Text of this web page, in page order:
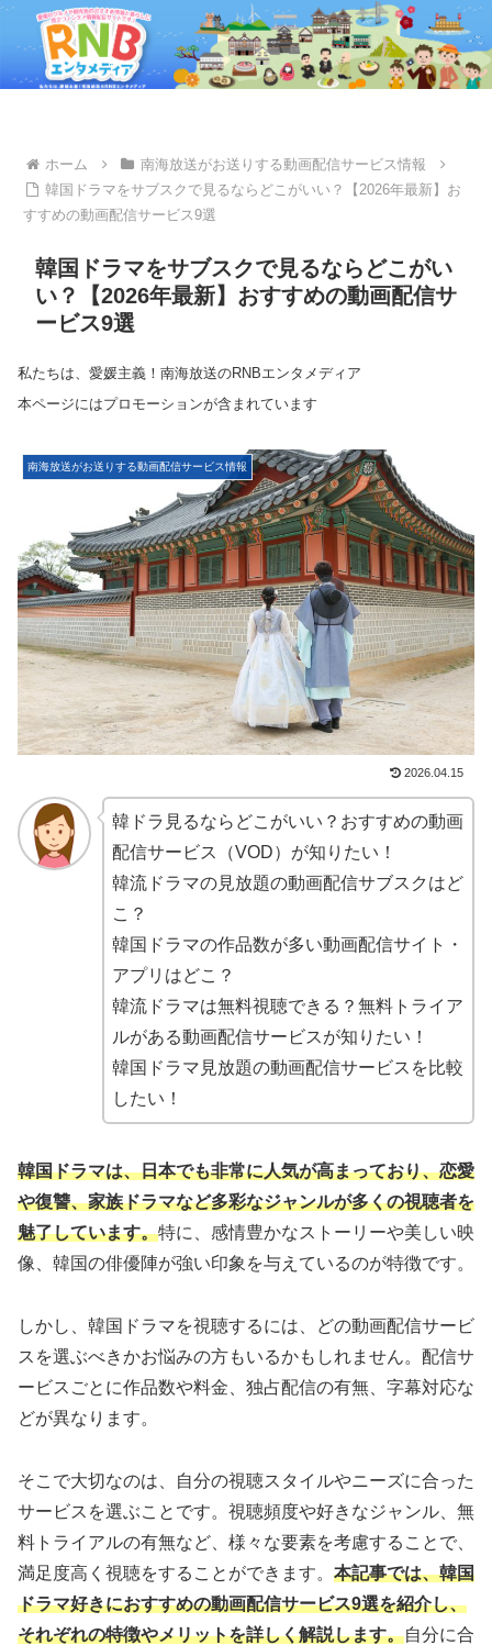
ホーム
南海放送がお送りする動画配信サービス情報
韓国ドラマをサブスクで見るならどこがいい？【2026年最新】お
すすめの動画配信サービス9選
韓国ドラマをサブスクで見るならどこがい
い？【2026年最新】おすすめの動画配信サ
ービス9選
私たちは、愛媛主義！南海放送のRNBエンタメディア
本ページにはプロモーションが含まれています
南海放送がお送りする動画配信サービス情報
2026.04.15
韓ドラ見るならどこがいい？おすすめの動画
配信サービス（VOD）が知りたい！
韓流ドラマの見放題の動画配信サブスクはど
こ？
韓国ドラマの作品数が多い動画配信サイト・
アプリはどこ？
韓流ドラマは無料視聴できる？無料トライア
ルがある動画配信サービスが知りたい！
韓国ドラマ見放題の動画配信サービスを比較
したい！
韓国ドラマは、日本でも非常に人気が高まっており、恋愛
や復讐、家族ドラマなど多彩なジャンルが多くの視聴者を
魅了しています。特に、感情豊かなストーリーや美しい映
像、韓国の俳優陣が強い印象を与えているのが特徴です。
しかし、韓国ドラマを視聴するには、どの動画配信サービ
スを選ぶべきかお悩みの方もいるかもしれません。配信サ
ービスごとに作品数や料金、独占配信の有無、字幕対応な
どが異なります。
そこで大切なのは、自分の視聴スタイルやニーズに合った
サービスを選ぶことです。視聴頻度や好きなジャンル、無
料トライアルの有無など、様々な要素を考慮することで、
満足度高く視聴をすることができます。 本記事では、韓国
ドラマ好きにおすすめの動画配信サービス9選を紹介し、
それぞれの特徴やメリットを詳しく解説します。自分に合